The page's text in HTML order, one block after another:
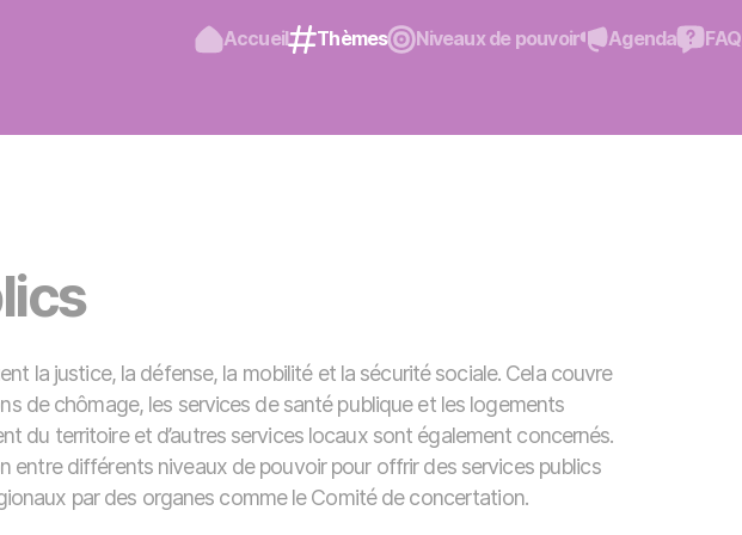
Accueil Thèmes Niveaux de pouvoir Agenda FAQ
la justice, la défense, la mobilité et la sécurité sociale. Cela couvre
de chômage, les services de santé publique et les logements
du territoire et d’autres services locaux sont également concernés.
entre différents niveaux de pouvoir pour offrir des services publics
par des organes comme le Comité de concertation.